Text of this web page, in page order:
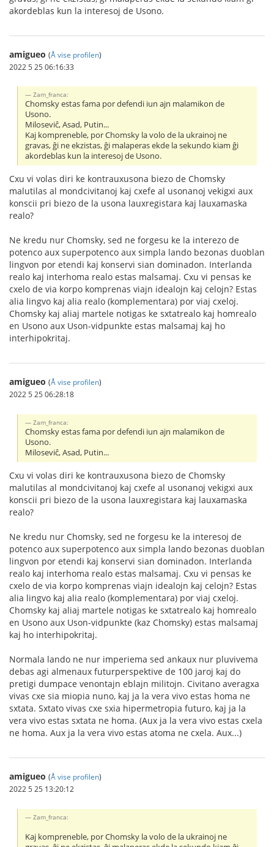
akordeblas kun la interesoj de Usono.
amigueo (Å vise profilen)
2022 5 25 06:16:33
Zam_franca:
Chomsky estas fama por defendi iun ajn malamikon de
Usono.
Miloseviĉ, Asad, Putin...
Kaj kompreneble, por Chomsky la volo de la ukrainoj ne
gravas, ĝi ne ekzistas, ĝi malaperas ekde la sekundo kiam ĝi
akordeblas kun la interesoj de Usono.
Cxu vi volas diri ke kontrauxusona biezo de Chomsky
malutilas al mondcivitanoj kaj cxefe al usonanoj vekigxi aux
konscii pri biezo de la usona lauxregistara kaj lauxamaska
realo?
Ne kredu nur Chomsky, sed ne forgesu ke la interezo de
potenco aux superpotenco aux simpla lando bezonas duoblan
lingvon por etendi kaj konservi sian dominadon. Interlanda
realo kaj interhoma realo estas malsamaj. Cxu vi pensas ke
cxelo de via korpo komprenas viajn idealojn kaj celojn? Estas
alia lingvo kaj alia realo (komplementara) por viaj cxeloj.
Chomsky kaj aliaj martele notigas ke sxtatrealo kaj homrealo
en Usono aux Uson-vidpunkte estas malsamaj kaj ho
interhipokritaj.
amigueo (Å vise profilen)
2022 5 25 06:28:18
Zam_franca:
Chomsky estas fama por defendi iun ajn malamikon de
Usono.
Miloseviĉ, Asad, Putin...
Cxu vi volas diri ke kontrauxusona biezo de Chomsky
malutilas al mondcivitanoj kaj cxefe al usonanoj vekigxi aux
konscii pri biezo de la usona lauxregistara kaj lauxamaska
realo?
Ne kredu nur Chomsky, sed ne forgesu ke la interesoj de
potenco aux superpotenco aux simpla lando bezonas duoblan
lingvon por etendi kaj konservi sian dominadon. Interlanda
realo kaj interhoma realo estas malsamaj. Cxu vi pensas ke
cxelo de via korpo komprenas viajn idealojn kaj celojn? Estas
alia lingvo kaj alia realo (komplementara) por viaj cxeloj.
Chomsky kaj aliaj martele notigas ke sxtatrealo kaj homrealo
en Usono aux Uson-vidpunkte (kaz Chomsky) estas malsamaj
kaj ho interhipokritaj.
Normala lando ne nur imperiema sed ankaux nur pluvivema
debas agi almenaux futurperspektive de 100 jaroj kaj do
pretigi dumpace venontajn eblajn militojn. Civitano averagxa
vivas cxe sia miopia nuno, kaj ja la vera vivo estas homa ne
sxtata. Sxtato vivas cxe sxia hipermetropia futuro, kaj ja la
vera vivo estas sxtata ne homa. (Aux ja la vera vivo estas cxela
ne homa. Aux ja la vera vivo estas atoma ne cxela. Aux...)
amigueo (Å vise profilen)
2022 5 25 13:20:12
Zam_franca:
Kaj kompreneble, por Chomsky la volo de la ukrainoj ne